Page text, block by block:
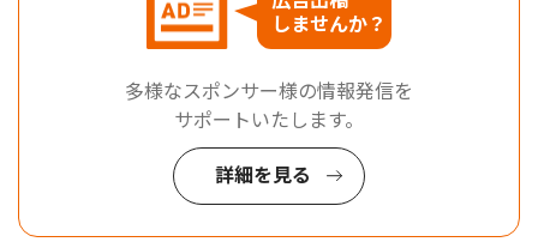
しませんか？
多様なスポンサー様の情報発信を
サポートいたします。
詳細を見る